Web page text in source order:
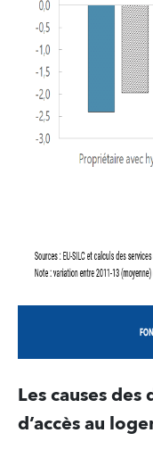
Les causes
d’accès au